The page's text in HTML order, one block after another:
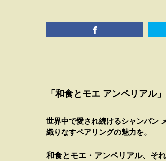
「和食とモエ アンペリアル
世界中で愛され続けるシャンパン
織りなすペアリングの魅力を。
和食とモエ・アンペリアル、そ